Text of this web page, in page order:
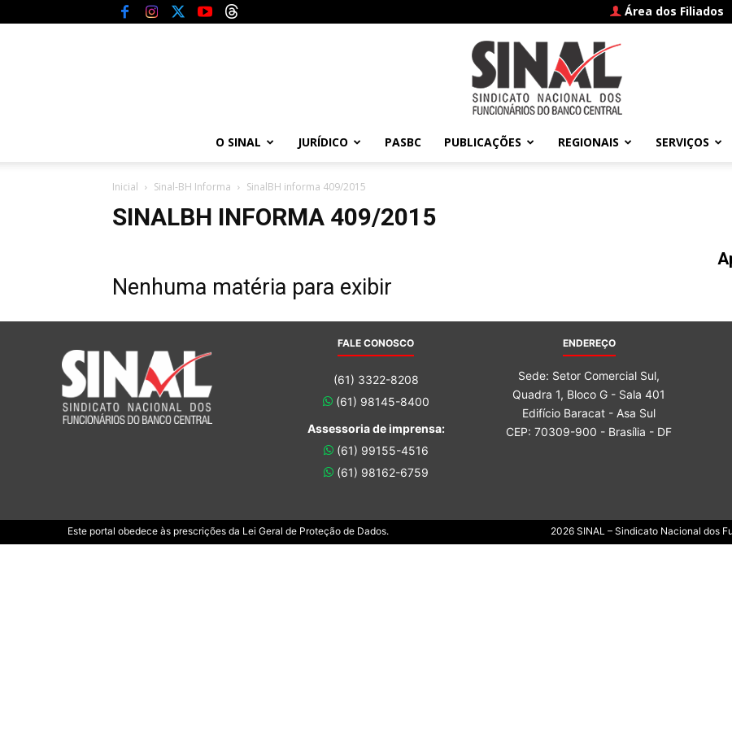
Área dos Filiados
Sindicato
O SINAL JURÍDICO PASBC PUBLICAÇÕES REGIONAIS SERVIÇOS
Inicial Sinal-BH Informa SinalBH informa 409/2015
SINALBH INFORMA 409/2015
Nenhuma matéria para exibir
FALE CONOSCO
(61) 3322-8208
(61) 98145-8400
Assessoria de imprensa:
(61) 99155-4516
(61) 98162-6759
ENDEREÇO
Sede: Setor Comercial Sul,
Quadra 1, Bloco G - Sala 401
Edifício Baracat - Asa Sul
CEP: 70309-900 - Brasília - DF
Este portal obedece às prescrições da Lei Geral de Proteção de Dados. 2026 SINAL – Sindicato Nacional dos